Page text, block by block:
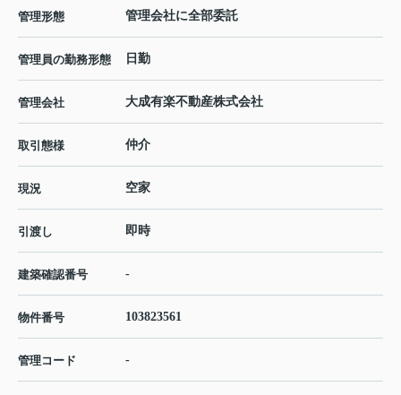
管理形態 管理会社に全部委託
管理員の勤務形態 日勤
管理会社 大成有楽不動産株式会社
取引態様 仲介
現況 空家
引渡し 即時
建築確認番号 -
物件番号 103823561
管理コード -